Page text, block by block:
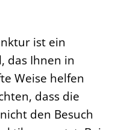
ist ein
das Ihnen in
Weise helfen
dass die
den Besuch